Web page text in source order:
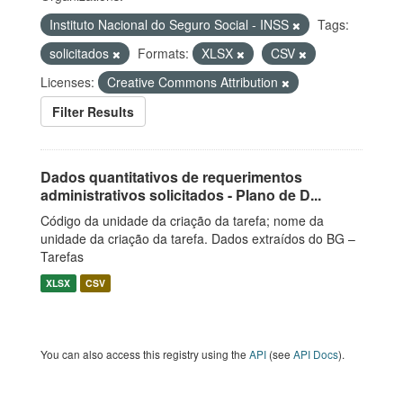
Instituto Nacional do Seguro Social - INSS
Tags:
solicitados
Formats: XLSX
CSV
Licenses:
Creative Commons Attribution
Filter Results
Dados quantitativos de requerimentos
administrativos solicitados - Plano de D...
Código da unidade da criação da tarefa; nome da
unidade da criação da tarefa. Dados extraídos do BG –
Tarefas
XLSX CSV
You can also access this registry using the API (see API Docs).